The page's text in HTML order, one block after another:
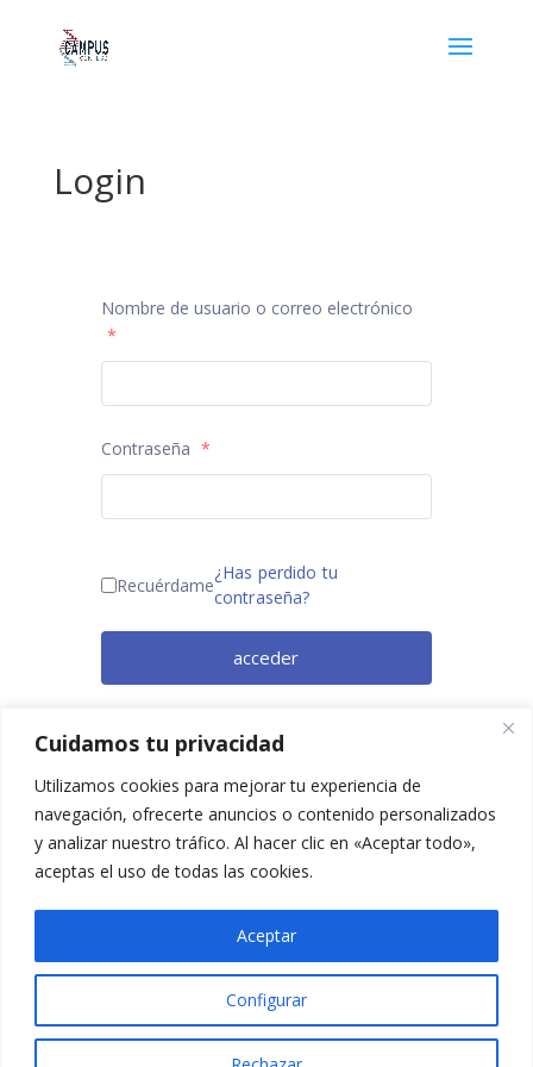
Cuidamos tu privacidad
Utilizamos cookies para mejorar tu experiencia de
navegación, ofrecerte anuncios o contenido personalizados
y analizar nuestro tráfico. Al hacer clic en «Aceptar todo»,
aceptas el uso de todas las cookies.
Configurar
Aceptar
Login
Nombre de usuario o correo electrónico
*
Contraseña *
Recuérdame
¿Has perdido tu
contraseña?
acceder
ahora.
2025 © Confesq |Política de cookies|Política de